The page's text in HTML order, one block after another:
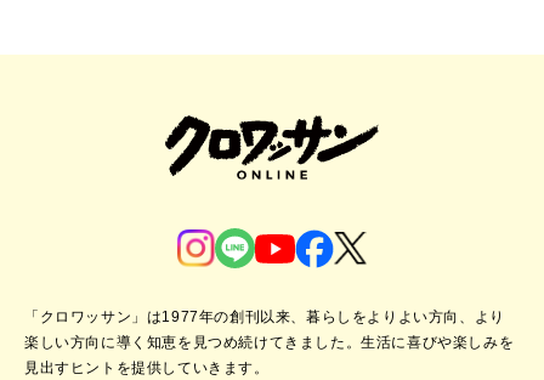
「クロワッサン」は1977年の創刊以来、暮らしをよりよい方向、より
楽しい方向に導く知恵を見つめ続けてきました。生活に喜びや楽しみを
見出すヒントを提供していきます。